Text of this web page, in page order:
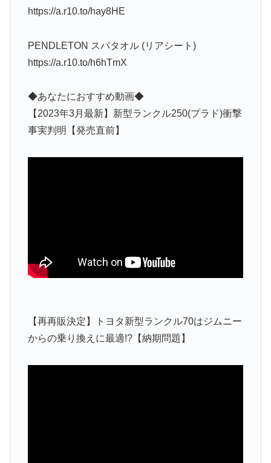
https://a.r10.to/hay8HE
PENDLETON スパタオル (リアシート)
https://a.r10.to/h6hTmX
◆あなたにおすすめ動画◆
【2023年3月最新】新型ランクル250(プラド)衝撃
事実判明【発売直前】
【再再販決定】トヨタ新型ランクル70はジムニー
からの乗り換えに最適!?【納期問題】